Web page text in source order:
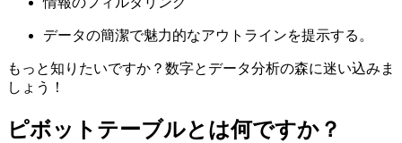
データの簡潔で魅力的なアウトラインを提示する。
もっと知りたいですか？数字とデータ分析の森に迷い込みま
しょう！
ピボットテーブルとは何ですか？